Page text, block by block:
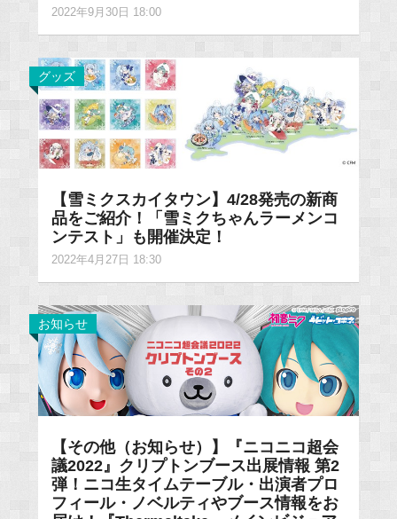
2022年9月30日 18:00
グッズ
【雪ミクスカイタウン】4/28発売の新商
品をご紹介！「雪ミクちゃんラーメンコ
ンテスト」も開催決定！
2022年4月27日 18:30
お知らせ
【その他（お知らせ）】『ニコニコ超会
議2022』クリプトンブース出展情報 第2
弾！ニコ生タイムテーブル・出演者プロ
フィール・ノベルティやブース情報をお